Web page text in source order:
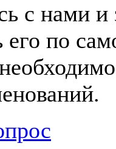
с нами и
его по